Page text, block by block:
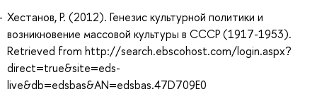
Хестанов, Р. (2012). Генезис культурной политики и
возникновение массовой культуры в СССР (1917-1953).
Retrieved from http://search.ebscohost.com/login.aspx?
direct=true&site=eds-
live&db=edsbas&AN=edsbas.47D709E0